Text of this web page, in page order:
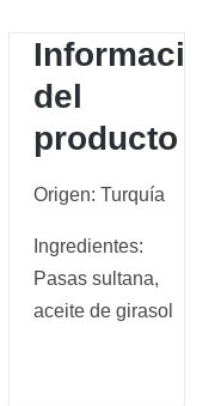
del
producto
Origen: Turquía
Ingredientes:
Pasas sultana,
aceite de girasol